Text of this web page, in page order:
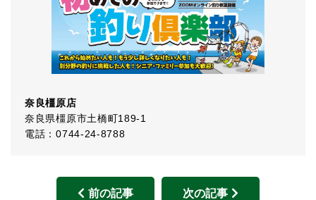
奈良橿原店
奈良県橿原市土橋町189-1
電話：0744-24-8788
前の記事 次の記事